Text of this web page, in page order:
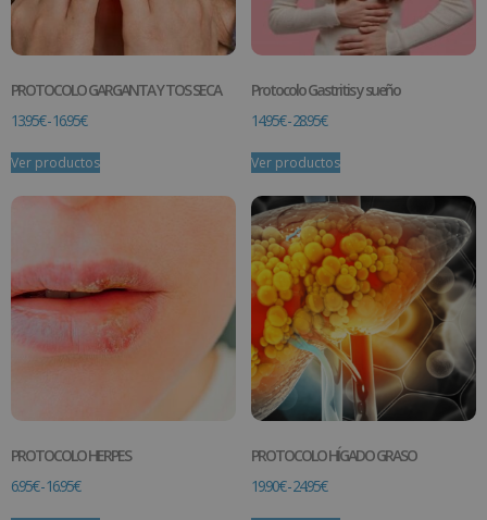
PROTOCOLO GARGANTA Y TOS SECA
13.95€-16.95€
Ver productos
Protocolo Gastritis y sueño
14.95€-28.95€
Ver productos
PROTOCOLO HERPES
6.95€-16.95€
PROTOCOLO HÍGADO GRASO
19.90€-24.95€